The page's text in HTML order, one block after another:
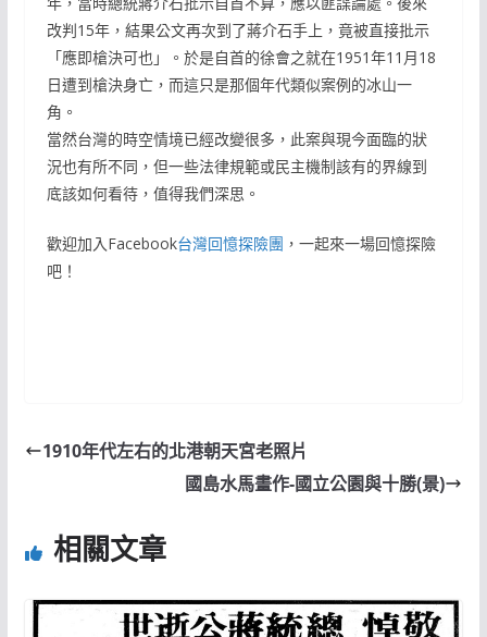
改判15年，結果公文再次到了蔣介石手上，竟被直接批示
「應即槍決可也」。於是自首的徐會之就在1951年11月18
日遭到槍決身亡，而這只是那個年代類似案例的冰山一
角。
當然台灣的時空情境已經改變很多，此案與現今面臨的狀
況也有所不同，但一些法律規範或民主機制該有的界線到
底該如何看待，值得我們深思。
歡迎加入Facebook台灣回憶探險團 ，一起來一場回憶探險
吧！
1910年代左右的北港朝天宮老照片
國島水馬畫作-國立公園與十勝(景)
相關文章